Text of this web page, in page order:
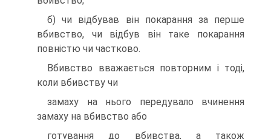
б) чи вiдбував вiн покарання за перше
вбивство, чи вiдбув вiн таке покарання
повнiстю чи частково.
Вбивство вважається повторним i тодi,
коли вбивству чи
замаху на нього передувало вчинення
замаху на вбивство або
готування до вбивства, а також